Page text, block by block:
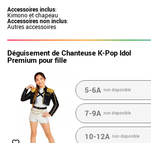
Accessoires inclus:
Kimono et chapeau
Accessoires non inclus:
Autres accessoires
Déguisement de Chanteuse K-Pop Idol
Premium pour fille
5-6A non disponible
7-9A non disponible
10-12A non disponible